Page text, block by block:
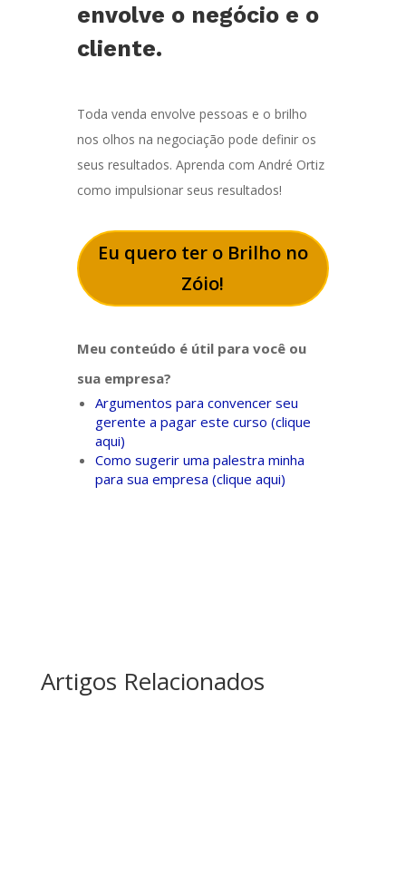
envolve o negócio e o
cliente.
Toda venda envolve pessoas e o brilho
nos olhos na negociação pode definir os
seus resultados. Aprenda com André Ortiz
como impulsionar seus resultados!
Eu quero ter o Brilho no
Zóio!
Meu conteúdo é útil para você ou
sua empresa?
Argumentos para convencer seu
gerente a pagar este curso (clique
aqui)
Como sugerir uma palestra minha
para sua empresa (clique aqui)
Artigos Relacionados